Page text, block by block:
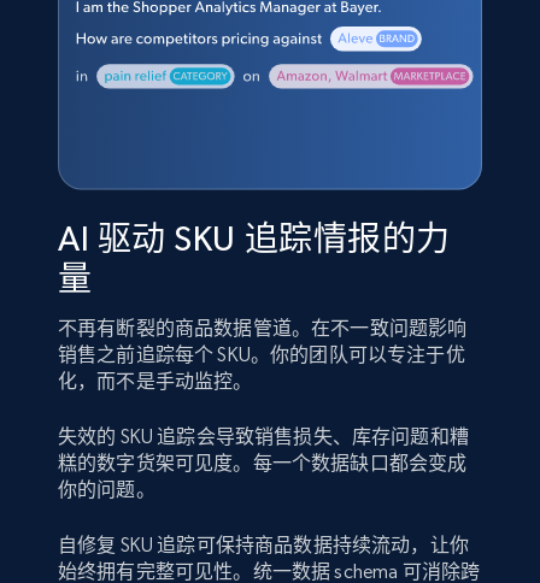
AI 驱动 SKU 追踪情报的力
量
不再有断裂的商品数据管道。在不一致问题影响
销售之前追踪每个 SKU。你的团队可以专注于优
化，而不是手动监控。
失效的 SKU 追踪会导致销售损失、库存问题和糟
糕的数字货架可见度。每一个数据缺口都会变成
你的问题。
自修复 SKU 追踪可保持商品数据持续流动，让你
始终拥有完整可见性。统一数据 schema 可消除跨